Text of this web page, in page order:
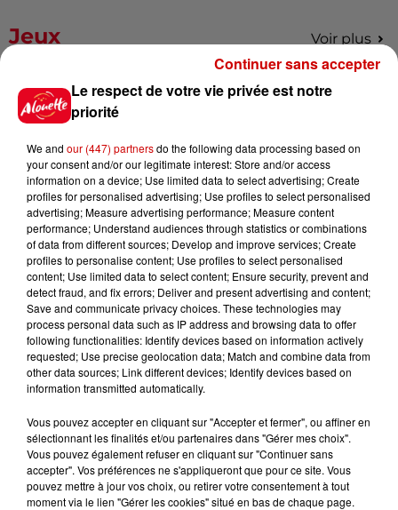
Jeux Voir plus
Gagnez vos places pour le
festival Marché Gourmand 2026
Le Duel - Gagnez vos entrées
pour l'un des zoos de nos
régions !
Destination Vacances - Gagnez
votre séjour en famille au cœur
de la...
Destination Vacances : inscrivez-
vous !
Le respect de votre vie privée est notre
priorité
We and our (447) partnersdo the following data processing based on
your consent and/or our legitimate interest: Store and/or access
information on a device; Use limited data to select advertising; Create
profiles for personalised advertising; Use profiles to select personalised
advertising; Measure advertising performance; Measure content
performance; Understand audiences through statistics or combinations
of data from different sources; Develop and improve services; Create
profiles to personalise content; Use profiles to select personalised
content; Use limited data to select content; Ensure security, prevent and
detect fraud, and fix errors; Deliver and present advertising and content;
Save and communicate privacy choices. These technologies may
process personal data such as IP address and browsing data to offer
following functionalities: Identify devices based on information actively
requested; Use precise geolocation data; Match and combine data from
other data sources; Link different devices; Identify devices based on
information transmitted automatically.
Vous pouvez accepter en cliquant sur "Accepter et fermer", ou affiner en
sélectionnant les finalités et/ou partenaires dans "Gérer mes choix".
Vous pouvez également refuser en cliquant sur "Continuer sans
accepter". Vos préférences ne s'appliqueront que pour ce site. Vous
pouvez mettre à jour vos choix, ou retirer votre consentement à tout
moment via le lien "Gérer les cookies" situé en bas de chaque page.
Continuer sans accepter